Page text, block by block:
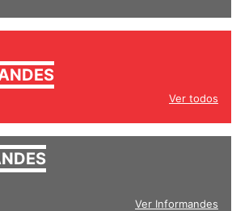
Ver todos
Ver Informandes